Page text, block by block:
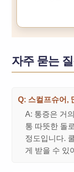
자주 묻는 질
Q: 스컬프슈어,
A: 통증은 거
통 따뜻한 돌
정도입니다.
게 받을 수 있